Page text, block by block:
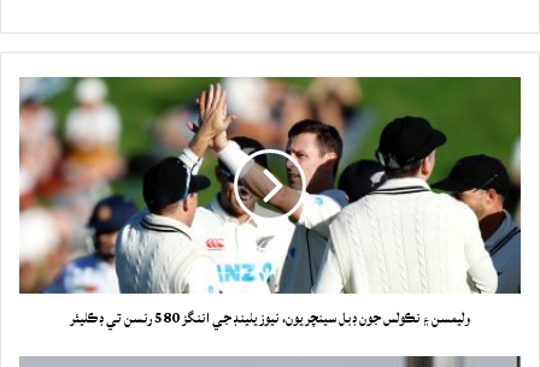
وليمسن ۽ نڪولس جون ڊبل سينچريون، نيوزيلينڊ جي اننگز 580 رنسن تي ڊڪليئر